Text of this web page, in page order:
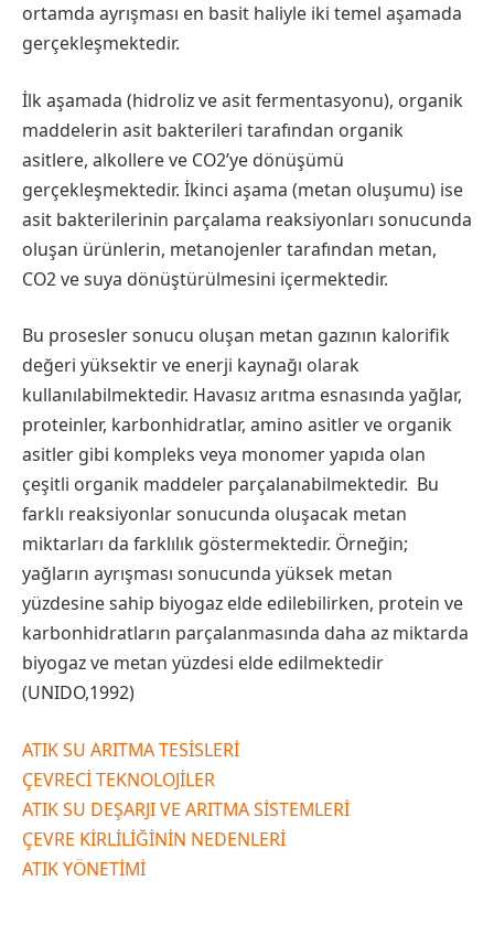
ortamda ayrışması en basit haliyle iki temel aşamada
gerçekleşmektedir.
İlk aşamada (hidroliz ve asit fermentasyonu), organik
maddelerin asit bakterileri tarafından organik
asitlere, alkollere ve CO2’ye dönüşümü
gerçekleşmektedir. İkinci aşama (metan oluşumu) ise
asit bakterilerinin parçalama reaksiyonları sonucunda
oluşan ürünlerin, metanojenler tarafından metan,
CO2 ve suya dönüştürülmesini içermektedir.
Bu prosesler sonucu oluşan metan gazının kalorifik
değeri yüksektir ve enerji kaynağı olarak
kullanılabilmektedir. Havasız arıtma esnasında yağlar,
proteinler, karbonhidratlar, amino asitler ve organik
asitler gibi kompleks veya monomer yapıda olan
çeşitli organik maddeler parçalanabilmektedir. Bu
farklı reaksiyonlar sonucunda oluşacak metan
miktarları da farklılık göstermektedir. Örneğin;
yağların ayrışması sonucunda yüksek metan
yüzdesine sahip biyogaz elde edilebilirken, protein ve
karbonhidratların parçalanmasında daha az miktarda
biyogaz ve metan yüzdesi elde edilmektedir
(UNIDO,1992)
ATIK SU ARITMA TESİSLERİ
ÇEVRECİ TEKNOLOJİLER
ATIK SU DEŞARJI VE ARITMA SİSTEMLERİ
ÇEVRE KİRLİLİĞİNİN NEDENLERİ
ATIK YÖNETİMİ